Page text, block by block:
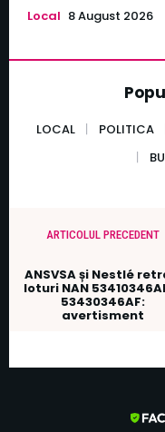
Local 8 August 2026
LOCAL POLITICA
ARTICOLUL PRECEDENT
ANSVSA și Nestlé
loturi NAN
53430346AF:
avertisment